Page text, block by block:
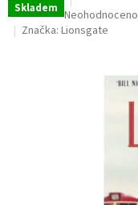
Skladem Průměrné
hodnocení
Neohodnoceno
Značka: Lionsgate